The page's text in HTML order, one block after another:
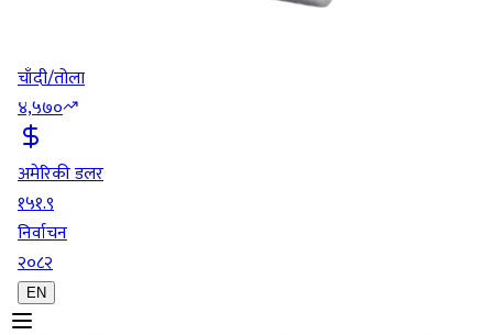
चाँदी/तोला
४,५७०
अमेरिकी डलर
१५१.९
निर्वाचन
२०८२
EN